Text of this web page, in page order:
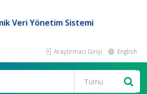
Veri Yönetim Sistemi
Araştırmacı Girişi English